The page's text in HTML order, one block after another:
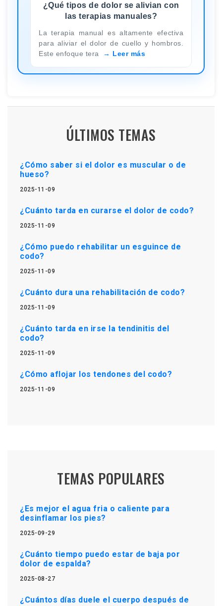
¿Qué tipos de dolor se alivian con
las terapias manuales?
La terapia manual es altamente efectiva
para aliviar el dolor de cuello y hombros.
Este enfoque tera
Leer más
ÚLTIMOS TEMAS
¿Cómo saber si el dolor es muscular o de
hueso?
2025-11-09
¿Cuánto tarda en curarse el dolor de codo?
2025-11-09
¿Cómo puedo rehabilitar un esguince de
codo?
2025-11-09
¿Cuánto dura una rehabilitación de codo?
2025-11-09
¿Cuánto tarda en irse la tendinitis del
codo?
2025-11-09
¿Cómo aflojar los tendones del codo?
2025-11-09
TEMAS POPULARES
¿Es mejor el agua fria o caliente para
desinflamar los pies?
2025-09-29
¿Cuánto tiempo puedo estar de baja por
dolor de espalda?
2025-08-27
¿Cuántos días duele el cuerpo después de